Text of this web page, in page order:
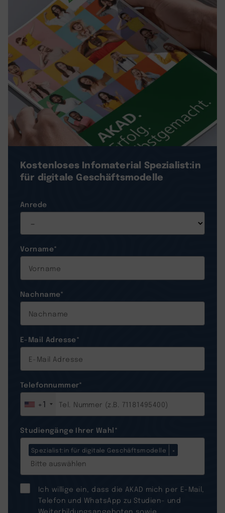
Kostenloses Infomaterial Spezialist:in
für digitale Geschäftsmodelle
Anrede
Vorname*
Nachname*
E-Mail Adresse*
Telefonnummer*
+1
Studiengänge Ihrer Wahl*
Spezialist:in für digitale Geschäftsmodelle ×
Ich willige ein, dass die AKAD mich per E-Mail,
Telefon und WhatsApp zu Studien- und
Weiterbildungsangeboten sowie